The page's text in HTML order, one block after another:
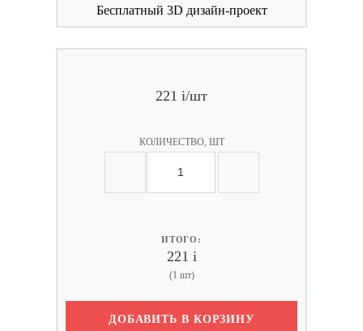
Бесплатный 3D дизайн-проект
221 i/шт
КОЛИЧЕСТВО, ШТ
ИТОГО:
221 i
(1 шт)
ДОБАВИТЬ В КОРЗИНУ